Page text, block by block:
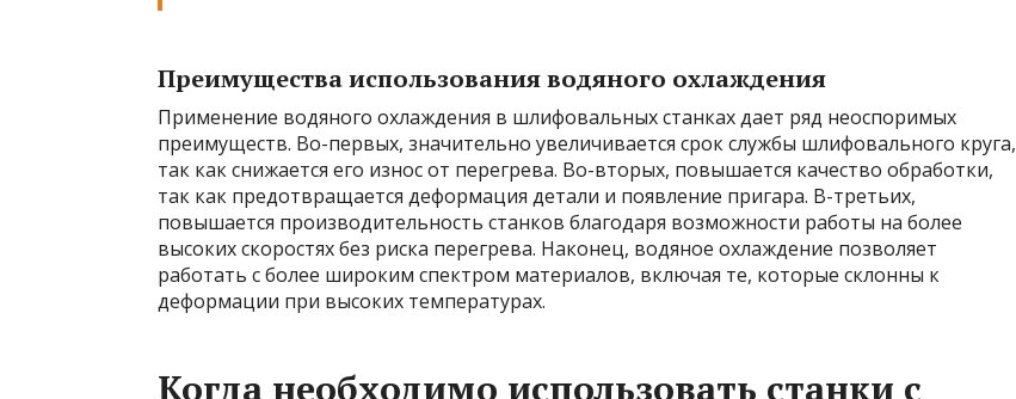
Преимущества использования водяного охлаждения
Применение водяного охлаждения в шлифовальных станках дает ряд неоспоримых
преимуществ. Во-первых, значительно увеличивается срок службы шлифовального круга,
так как снижается его износ от перегрева. Во-вторых, повышается качество обработки,
так как предотвращается деформация детали и появление пригара. В-третьих,
повышается производительность станков благодаря возможности работы на более
высоких скоростях без риска перегрева. Наконец, водяное охлаждение позволяет
работать с более широким спектром материалов, включая те, которые склонны к
деформации при высоких температурах.
Когда необходимо использовать станки с